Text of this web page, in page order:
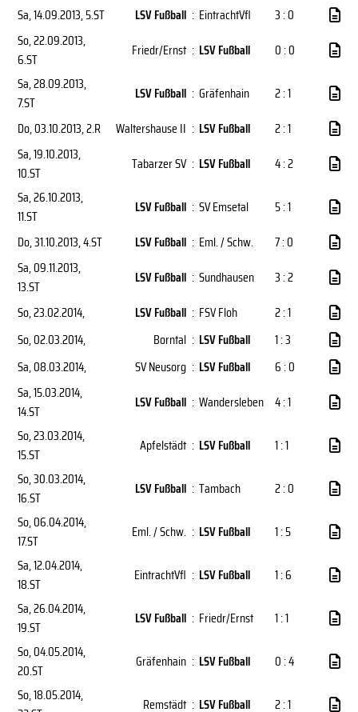
Sa, 14.09.2013, 5.ST LSV Fußball : EintrachtVfl
3 : 0
So, 22.09.2013,
6.ST
Friedr/Ernst : LSV Fußball
0 : 0
Sa, 28.09.2013,
7.ST
LSV Fußball : Gräfenhain
2 : 1
Do, 03.10.2013, 2.R Waltershause II : LSV Fußball
2 : 1
Sa, 19.10.2013,
10.ST
Tabarzer SV : LSV Fußball
4 : 2
Sa, 26.10.2013,
11.ST
LSV Fußball : SV Emsetal
5 : 1
Do, 31.10.2013, 4.ST LSV Fußball : Eml. / Schw.
7 : 0
Sa, 09.11.2013,
13.ST
LSV Fußball : Sundhausen
3 : 2
So, 23.02.2014, LSV Fußball : FSV Floh
2 : 1
So, 02.03.2014, Borntal : LSV Fußball
1 : 3
Sa, 08.03.2014, SV Neusorg : LSV Fußball
6 : 0
Sa, 15.03.2014,
14.ST
LSV Fußball : Wandersleben 4 : 1
So, 23.03.2014,
15.ST
Apfelstädt : LSV Fußball
1 : 1
So, 30.03.2014,
16.ST
LSV Fußball : Tambach
2 : 0
So, 06.04.2014,
17.ST
Eml. / Schw. : LSV Fußball
1 : 5
Sa, 12.04.2014,
18.ST
EintrachtVfl : LSV Fußball
1 : 6
Sa, 26.04.2014,
19.ST
LSV Fußball : Friedr/Ernst
1 : 1
So, 04.05.2014,
20.ST
Gräfenhain : LSV Fußball
0 : 4
So, 18.05.2014,
Remstädt : LSV Fußball 2 : 1